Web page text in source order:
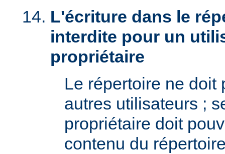
L'écriture dans le
interdite pour un
propriétaire
Le répertoire ne doit
autres utilisateurs ;
propriétaire doit
contenu du